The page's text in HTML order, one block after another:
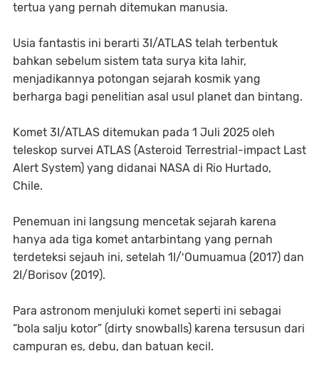
tertua yang pernah ditemukan manusia.
Usia fantastis ini berarti 3I/ATLAS telah terbentuk
bahkan sebelum sistem tata surya kita lahir,
menjadikannya potongan sejarah kosmik yang
berharga bagi penelitian asal usul planet dan bintang.
Komet 3I/ATLAS ditemukan pada 1 Juli 2025 oleh
teleskop survei ATLAS (Asteroid Terrestrial-impact Last
Alert System) yang didanai NASA di Rio Hurtado,
Chile.
Penemuan ini langsung mencetak sejarah karena
hanya ada tiga komet antarbintang yang pernah
terdeteksi sejauh ini, setelah 1I/ʻOumuamua (2017) dan
2I/Borisov (2019).
Para astronom menjuluki komet seperti ini sebagai
“bola salju kotor” (dirty snowballs) karena tersusun dari
campuran es, debu, dan batuan kecil.